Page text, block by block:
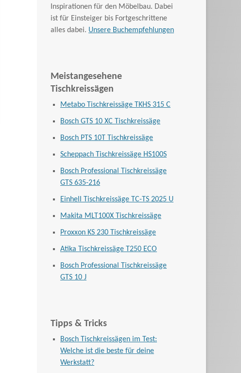
Inspirationen für den Möbelbau. Dabei
ist für Einsteiger bis Fortgeschrittene
alles dabei. Unsere Buchempfehlungen
Meistangesehene
Tischkreissägen
Metabo Tischkreissäge TKHS 315 C
Bosch GTS 10 XC Tischkreissäge
Bosch PTS 10T Tischkreissäge
Scheppach Tischkreissäge HS100S
Bosch Professional Tischkreissäge
GTS 635-216
Einhell Tischkreissäge TC-TS 2025 U
Makita MLT100X Tischkreissäge
Proxxon KS 230 Tischkreissäge
Atika Tischkreissäge T250 ECO
Bosch Professional Tischkreissäge
GTS 10 J
Tipps & Tricks
Bosch Tischkreissägen im Test:
Welche ist die beste für deine
Werkstatt?